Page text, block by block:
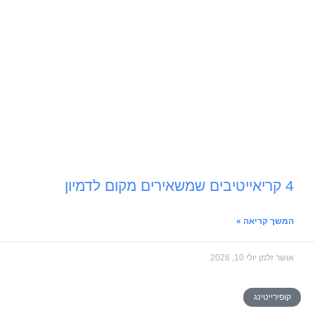
4 קריאייטיבים שמשאירים מקום לדמיון
המשך קריאה »
אושר זלמן יולי 10, 2026
קופירייטינג